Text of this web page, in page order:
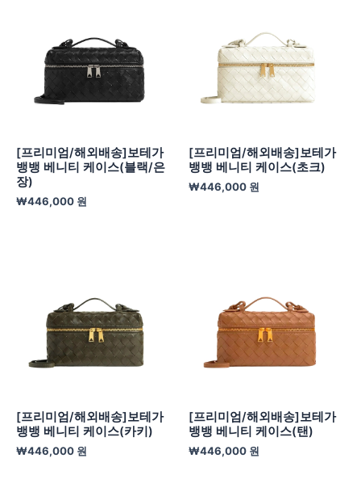
[프리미엄/해외배송]보테가
뱅뱅 베니티 케이스(블랙/은
장)
₩446,000 원
[프리미엄/해외배송]보테가
뱅뱅 베니티 케이스(초크)
₩446,000 원
[프리미엄/해외배송]보테가
뱅뱅 베니티 케이스(카키)
₩446,000 원
[프리미엄/해외배송]보테가
뱅뱅 베니티 케이스(탠)
₩446,000 원